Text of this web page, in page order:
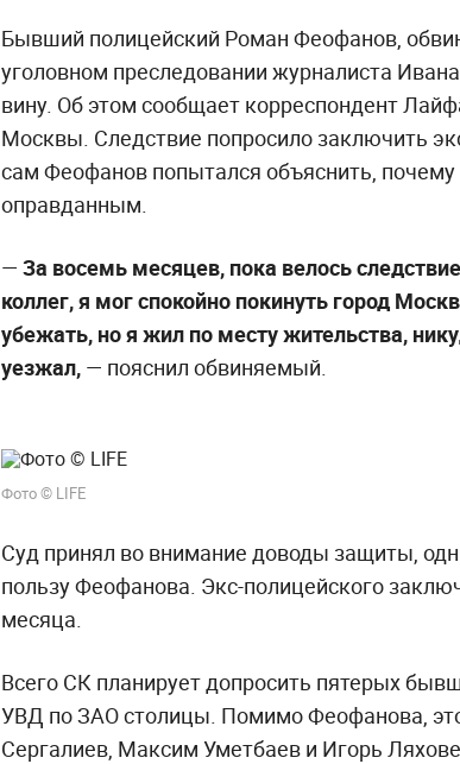
Бывший полицейский Роман Феофанов,
уголовном преследовании журналиста
вину. Об этом сообщает корреспондент
Москвы. Следствие попросило заключить
сам Феофанов попытался объяснить, почему
оправданным.
— За восемь месяцев, пока велось
коллег, я мог спокойно покинуть город
убежать, но я жил по месту жительства,
уезжал, — пояснил обвиняемый.
Фото © LIFE
Суд принял во внимание доводы защиты,
пользу Феофанова. Экс-полицейского
месяца.
Всего СК планирует допросить пятерых
УВД по ЗАО столицы. Помимо Феофанова,
Сергалиев, Максим Уметбаев и Игорь